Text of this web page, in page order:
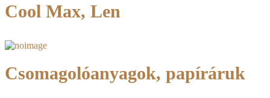
Cool Max, Len
Csomagolóanyagok, papíráruk